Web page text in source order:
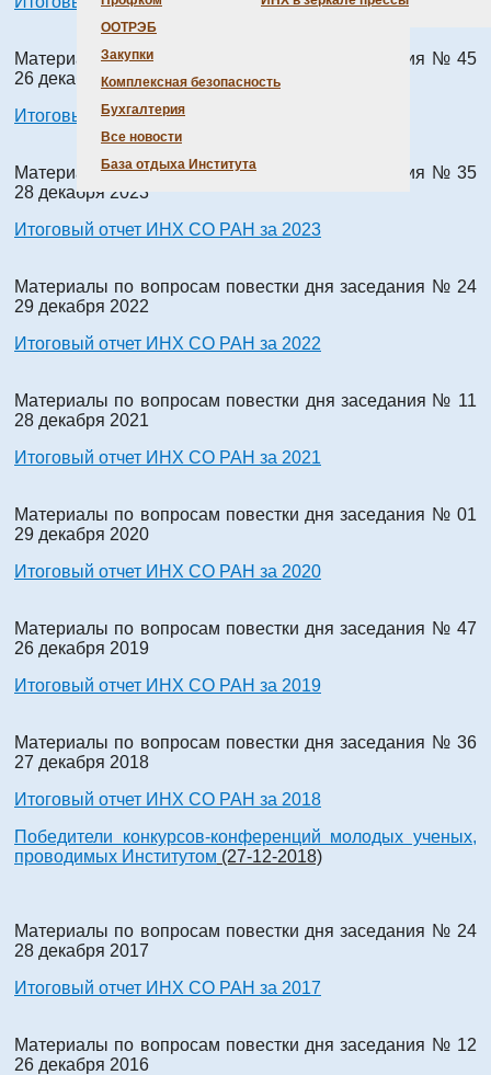
ООТРЭБ
Закупки
Комплексная безопасность
Бухгалтерия
Все новости
База отдыха Института
Материалы по вопросам повестки дня заседания № 45
26 декабря 2024
Итоговый отчет ИНХ СО РАН за 2024
Материалы по вопросам повестки дня заседания № 35
28 декабря 2023
Итоговый отчет ИНХ СО РАН за 2023
Материалы по вопросам повестки дня заседания № 24
29 декабря 2022
Итоговый отчет ИНХ СО РАН за 2022
Материалы по вопросам повестки дня заседания № 11
28 декабря 2021
Итоговый отчет ИНХ СО РАН за 2021
Материалы по вопросам повестки дня заседания № 01
29 декабря 2020
Итоговый отчет ИНХ СО РАН за 2020
Материалы по вопросам повестки дня заседания № 47
26 декабря 2019
Итоговый отчет ИНХ СО РАН за 2019
Материалы по вопросам повестки дня заседания № 36
27 декабря 2018
Итоговый отчет ИНХ СО РАН за 2018
Победители конкурсов-конференций молодых ученых,
проводимых Институтом (27-12-2018)
Материалы по вопросам повестки дня заседания № 24
28 декабря 2017
Итоговый отчет ИНХ СО РАН за 2017
Материалы по вопросам повестки дня заседания № 12
26 декабря 2016